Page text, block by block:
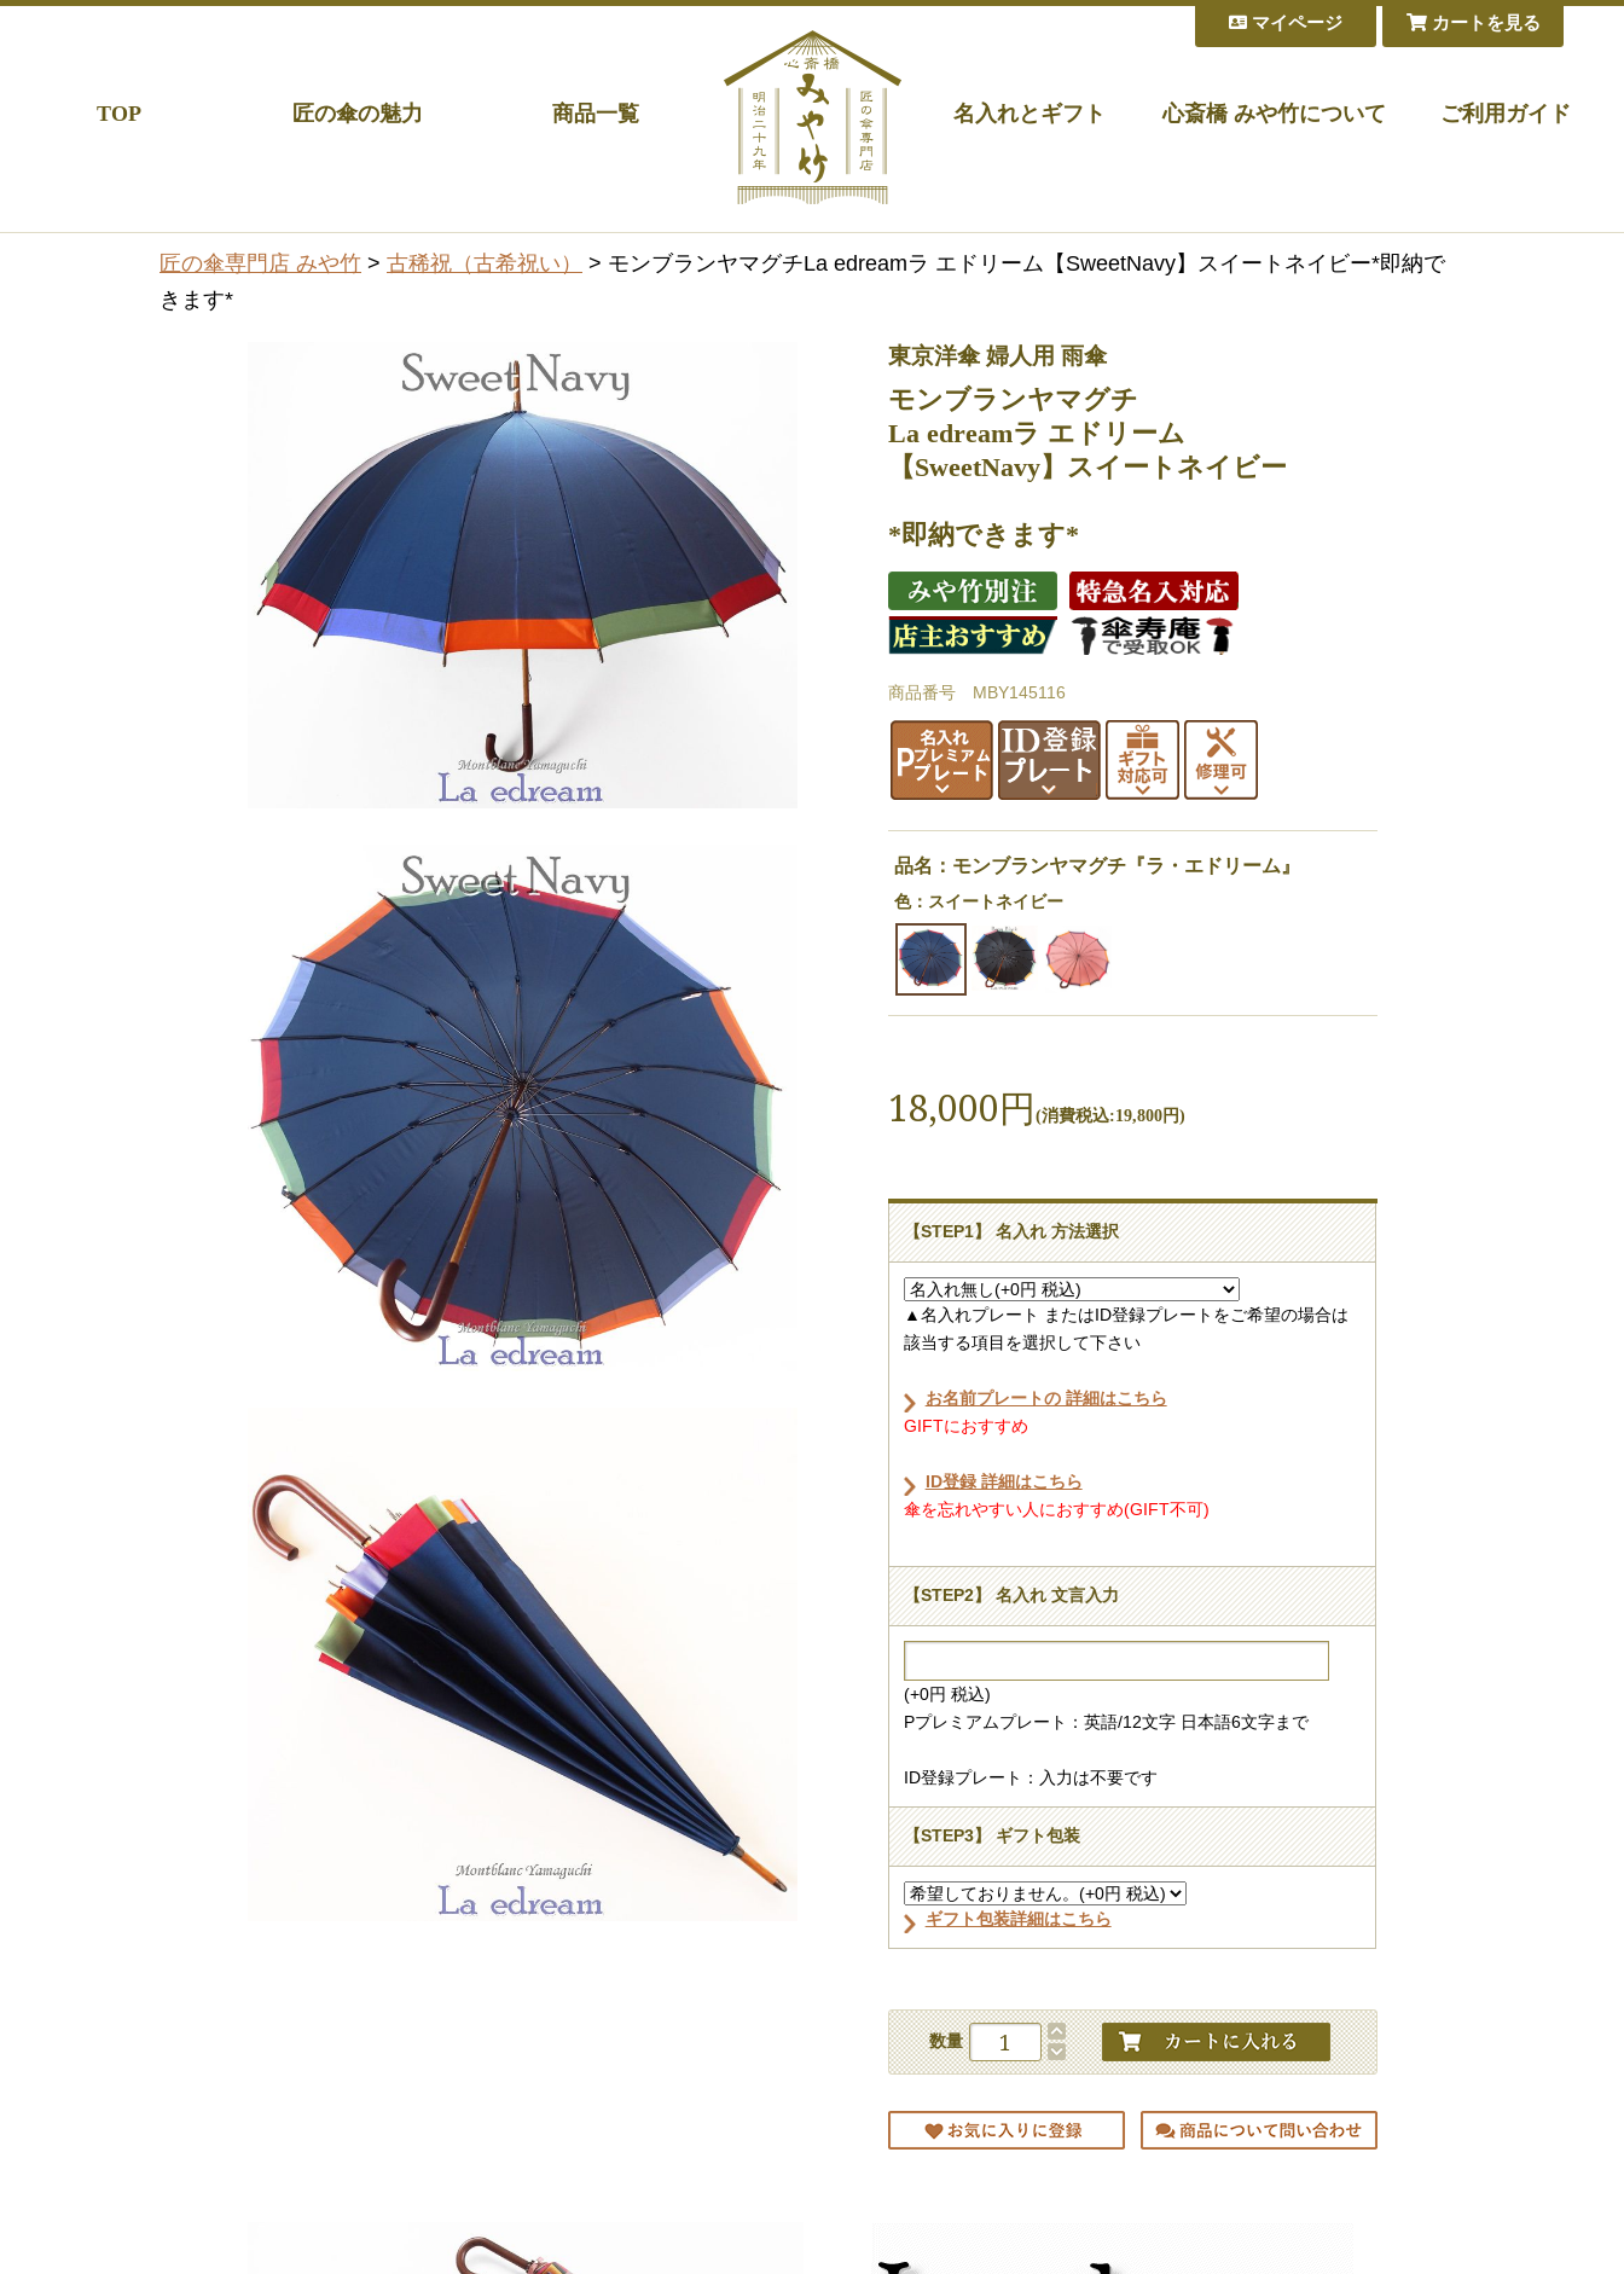
TOP 匠の傘の魅力 商品一覧 名入れとギフト 心斎橋 みや竹について ご利用ガイド
カートを見る
マイページ
匠の傘専門店 みや竹 > 古稀祝（古希祝い）
> モンブランヤマグチLa edreamラ エドリーム【SweetNavy】スイートネイビー*即納で
きます*
東京洋傘 婦人用 雨傘
モンブランヤマグチ
La edreamラ エドリーム
【SweetNavy】スイートネイビー
*即納できます*
商品番号 MBY145116
品名：モンブランヤマグチ『ラ・エドリーム』
色：スイートネイビー
18,000円 (消費税込:19,800円)
【STEP1】 名入れ 方法選択
▲名入れプレート またはID登録プレートをご希望の場合は
該当する項目を選択して下さい
お名前プレートの 詳細はこちら
GIFTにおすすめ
ID登録 詳細はこちら
傘を忘れやすい人におすすめ(GIFT不可)
【STEP2】 名入れ 文言入力
(+0円 税込)
Pプレミアムプレート：英語/12文字 日本語6文字まで
ID登録プレート：入力は不要です
【STEP3】 ギフト包装
ギフト包装詳細はこちら
数量